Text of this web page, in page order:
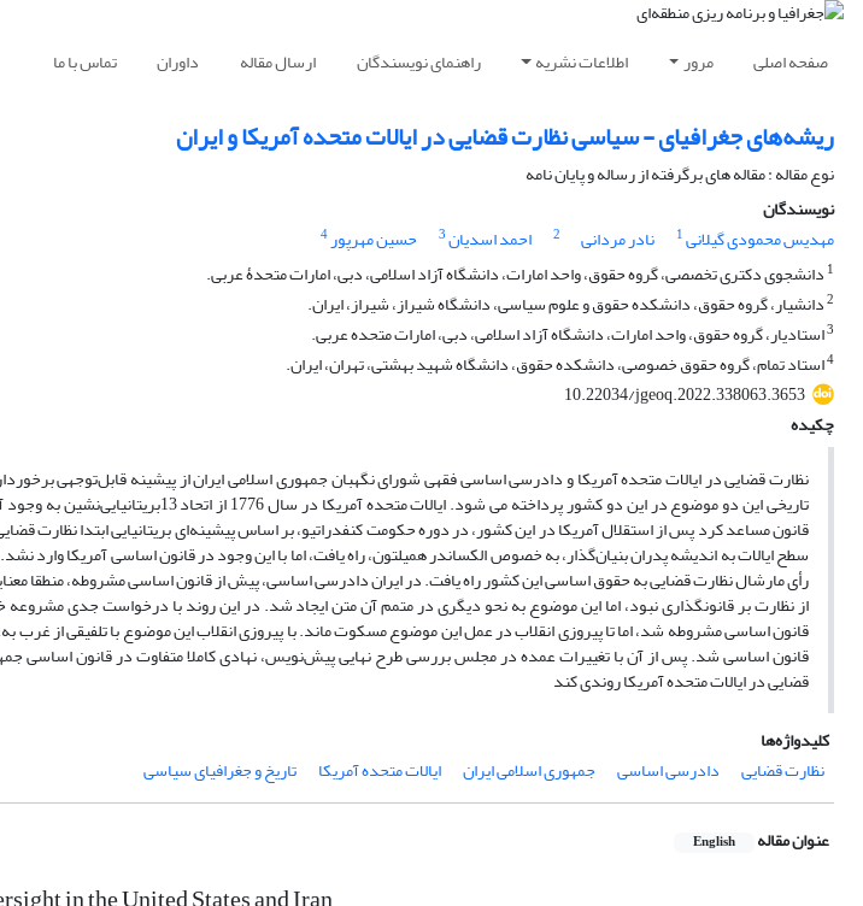
صفحه اصلی مرور اطلاعات نشریه راهنمای نویسندگان ارسال مقاله داوران تماس با ما
ریشه‌های جغرافیای - سیاسی نظارت قضایی در ایالات متحده آمریکا و ایران
نوع مقاله : مقاله های برگرفته از رساله و پایان نامه
نویسندگان
مهدیس محمودی گیلانی1 نادر مردانی 2 احمد اسدیان3 حسین مهرپور4
1 دانشجوی دکتری تخصصی، گروه حقوق، واحد امارات، دانشگاه آزاد اسلامی، دبی، امارات متحدۀ عربی.
2دانشیار، گروه حقوق، دانشکده حقوق و علوم سیاسی، دانشگاه شیراز، شیراز، ایران.
3استادیار، گروه حقوق، واحد امارات، دانشگاه آزاد اسلامی، دبی، امارات متحده عربی.
4استاد تمام، گروه حقوق خصوصی، دانشکده حقوق، دانشگاه شهید بهشتی، تهران، ایران.
10.22034/jgeoq.2022.338063.3653
چکیده
نظارت قضایی در ایالات متحده آمریکا و دادرسی اساسی فقهی شورای نگهبان جمهوری اسلامی ایران از پیشینه قابل‌توجهی
تاریخی این دو موضوع در این دو کشور پرداخته می شود.
قانون مساعد کرد پس از استقلال آمریکا در این کشور، در دوره حکومت کنفدراتیو، بر اساس پیشینه‌ای بریتانیایی ابتدا نظارت
رأی مارشال نظارت قضایی به حقوق اساسی این کشور راه یافت. در ایران دادرسی اساسی، پیش از قانون اساسی مشروطه، منطقا
از نظارت بر قانونگذاری نبود، اما این موضوع به نحو دیگری در متمم آن متن ایجاد شد. در این روند با درخواست جدی
قانون اساسی مشروطه شد، اما تا پیروزی انقلاب در عمل این موضوع مسکوت ماند. با پیروزی انقلاب این موضوع با تلفیقی از
قانون اساسی شد. پس از آن با تغییرات عمده در مجلس بررسی طرح نهایی پیش‌نویس، نهادی کاملا متفاوت در قانون اساسی
قضایی در ایالات متحده آمریکا روندی کند
کلیدواژه‌ها
نظارت قضایی
دادرسی اساسی جمهوری اسلامی ایران ایالات متحده آمریکا تاریخ و جغرافیای سیاسی
عنوان مقاله English